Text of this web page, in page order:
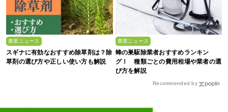
農業ニュース
スギナに有効なおすすめ除草剤は？除
草剤の選び方や正しい使い方も解説
農業ニュース
蜂の巣駆除業者おすすめランキン
グ！ 種類ごとの費用相場や業者の選
び方を解説
Recommended by